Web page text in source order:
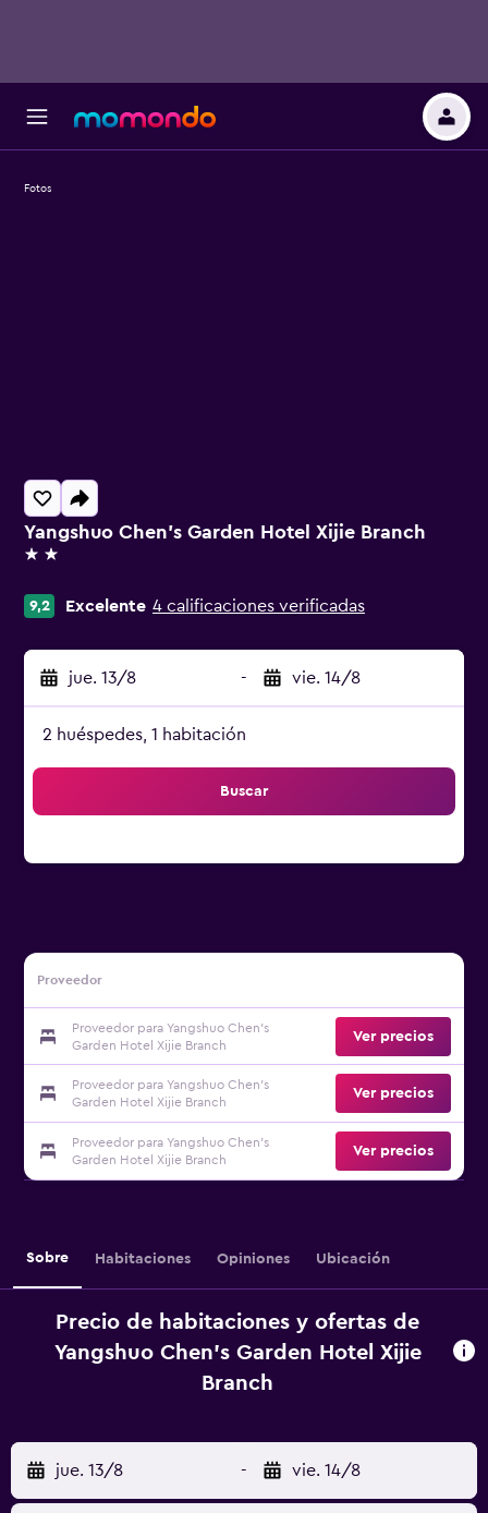
Yangshuo Chen's Garden Hotel Xijie Branch
2 estrellas
9,2 Excelente 4 calificaciones verificadas
jue. 13/8 - vie. 14/8
2 huéspedes, 1 habitación
Buscar
Proveedor
Proveedor para Yangshuo Chen's
Garden Hotel Xijie Branch
Ver precios
Proveedor para Yangshuo Chen's
Garden Hotel Xijie Branch
Ver precios
Proveedor para Yangshuo Chen's
Garden Hotel Xijie Branch
Ver precios
Fotos
Sobre Habitaciones Opiniones Ubicación
Precio de habitaciones y ofertas de
Yangshuo Chen's Garden Hotel Xijie
Branch
jue. 13/8 - vie. 14/8